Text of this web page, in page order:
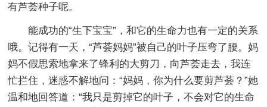
有芦荟种子呢。
能成功的“生下宝宝”，和它的生命力也有一定的关系
哦。记得有一天，“芦荟妈妈”被自己的叶子压弯了腰。妈
妈不假思索地拿来了锋利的大剪刀，向芦荟走去，我连
忙拦住，迷惑不解地问：“妈妈，你为什么要剪芦荟？”她
温和地回答道：“我只是剪掉它的叶子，不会对它的生命